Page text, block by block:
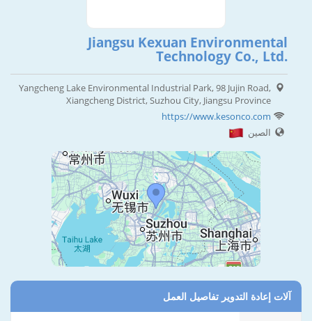
Jiangsu Kexuan Environmental
Technology Co., Ltd.
Yangcheng Lake Environmental Industrial Park, 98 Jujin Road,
Xiangcheng District, Suzhou City, Jiangsu Province
https://www.kesonco.com
الصين
آلات إعادة التدوير تفاصيل العمل